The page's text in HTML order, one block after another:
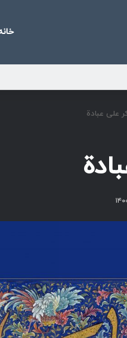
علی عبادة